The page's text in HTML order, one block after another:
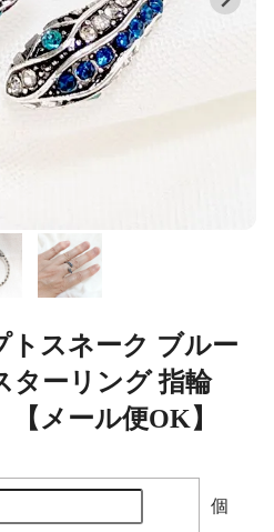
スネーク ブルー
ーリング 指輪
【メール便OK】
個